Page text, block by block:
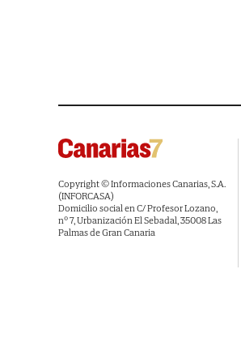
Copyright © Informaciones Canarias, S.A.
(INFORCASA)
Domicilio social en C/ Profesor Lozano,
nº 7, Urbanización El Sebadal, 35008 Las
Palmas de Gran Canaria